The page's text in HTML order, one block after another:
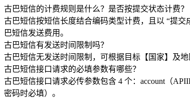
古巴短信的计费规则是什么？是否按提交状态计费？
古巴短信按短信长度结合编码类型计费，且以 “提
巴短信发送费用。
古巴短信有发送时间限制吗？
古巴短信无发送时间限制，可根据目标【国家】及
古巴短信接口请求的必填参数有哪些？
古巴短信接口请求必传参数包含 4 个：account（
密码时必填）。